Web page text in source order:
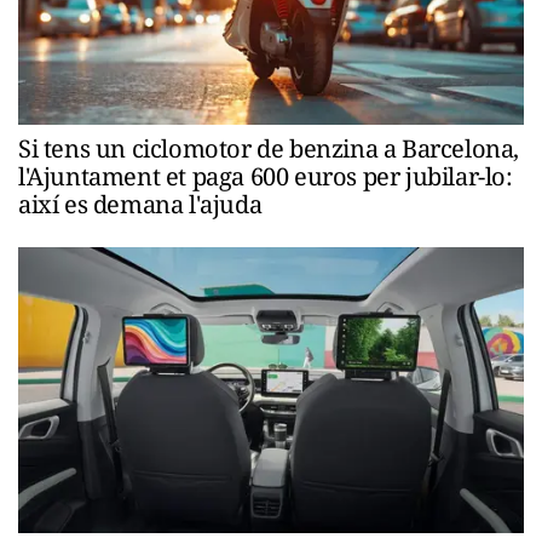
Si tens un ciclomotor de benzina a Barcelona,
l'Ajuntament et paga 600 euros per jubilar-lo:
així es demana l'ajuda